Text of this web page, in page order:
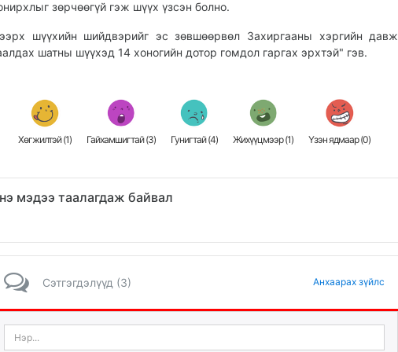
зөрчөөгүй гэж шүүх үзсэн болно.
шүүхийн шийдвэрийг эс зөвшөөрвөл Захиргааны хэргийн давж
шатны шүүхэд 14 хоногийн дотор гомдол гаргах эрхтэй" гэв.
Хөгжилтэй (1) Гайхамшигтай (3) Гунигтай (4) Жихүүцмээр (1) Үзэн ядмаар (0)
мэдээ таалагдаж байвал
Сэтгэгдэлүүд (3) Анхаарах зүйлс